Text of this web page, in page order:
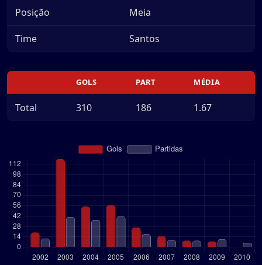
Posição Meia
Time Santos
GOLS PART MÉDIA
Total 310 186 1.67